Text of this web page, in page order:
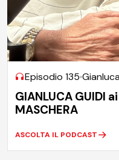
Episodio 135
GIANLUCA GUIDI
MASCHERA
ASCOLTA IL PODCAST